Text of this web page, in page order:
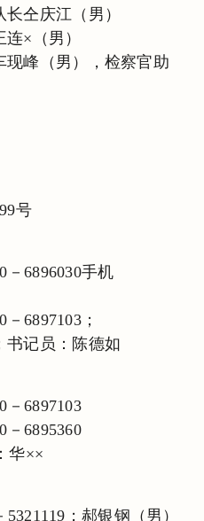
仝庆江（男）
×（男）
现峰（男），检察官助
号
6896030手机
6897103；
书记员：陈德如
－6897103
－6895360
华××
；郝银钢（男）